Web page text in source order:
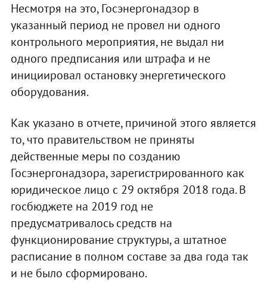
Несмотря на это, Госэнергонадзор в
указанный период не провел ни одного
контрольного мероприятия, не выдал ни
одного предписания или штрафа и не
инициировал остановку энергетического
оборудования.
Как указано в отчете, причиной этого является
то, что правительством не приняты
действенные меры по созданию
Госэнергонадзора, зарегистрированного как
юридическое лицо с 29 октября 2018 года. В
госбюджете на 2019 год не
предусматривалось средств на
функционирование структуры, а штатное
расписание в полном составе за два года так
и не было сформировано.